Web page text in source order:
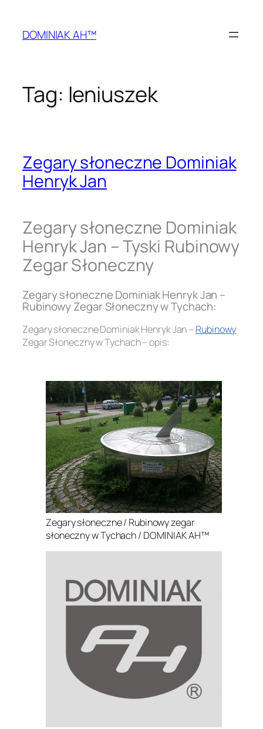
treściDOMINIAK AH™
Tag: leniuszek
Zegary słoneczne Dominiak
Henryk Jan
Zegary słoneczne Dominiak
Henryk Jan – Tyski Rubinowy
Zegar Słoneczny
Zegary słoneczne Dominiak Henryk Jan –
Rubinowy Zegar Słoneczny w Tychach:
Zegary słoneczne Dominiak Henryk Jan – Rubinowy
Zegar Słoneczny w Tychach – opis:
Zegary słoneczne / Rubinowy zegar
słoneczny w Tychach / DOMINIAK AH™